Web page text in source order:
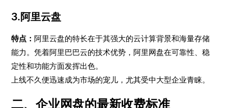
3.阿里云盘
特点： 阿里云盘的特长在于其强大的云计算背景和海量存储
能力。凭着阿里巴巴云的技术优势，阿里网盘在可靠性、稳
定性和功能方面发挥出色。
上线不久便迅速成为市场的宠儿，尤其受中大型企业青睐。
二、企业网盘的最新收费标准